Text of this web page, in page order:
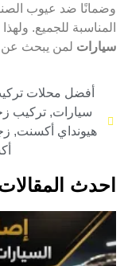
وضمانًا ضد عيوب
المناسبة للجميع.
سيارات لمن يبحث عن
أفضل محلات
سيارات,تركيب
هيونداي أكسنت,
احدث